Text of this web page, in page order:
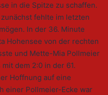
in die Spitze zu schaffen.
fehlte im letzten
In der 36. Minute
Hohensee von der rechten
und Mette-Mia Pollmeier
dem 2:0 in der 61.
Hoffnung auf eine
einer Pollmeier-Ecke war